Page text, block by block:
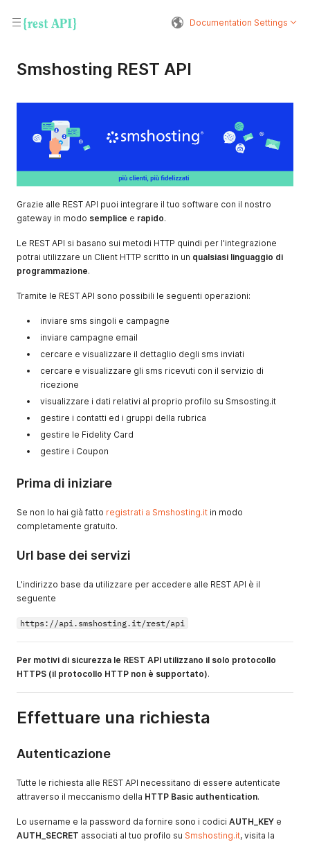
Documentation Settings
Smshosting REST API
Grazie alle REST API puoi integrare il tuo software con il nostro
gateway in modo semplice e rapido.
Le REST API si basano sui metodi HTTP quindi per l'integrazione
potrai utilizzare un Client HTTP scritto in un qualsiasi linguaggio di
programmazione.
Tramite le REST API sono possibili le seguenti operazioni:
inviare sms singoli e campagne
inviare campagne email
cercare e visualizzare il dettaglio degli sms inviati
cercare e visualizzare gli sms ricevuti con il servizio di
ricezione
visualizzare i dati relativi al proprio profilo su Smsosting.it
gestire i contatti ed i gruppi della rubrica
gestire le Fidelity Card
gestire i Coupon
Prima di iniziare
Se non lo hai già fatto registrati a Smshosting.it in modo
completamente gratuito.
Url base dei servizi
L'indirizzo base da utilizzare per accedere alle REST API è il
seguente
https://api.smshosting.it/rest/api
Per motivi di sicurezza le REST API utilizzano il solo protocollo
HTTPS (il protocollo HTTP non è supportato).
Effettuare una richiesta
Autenticazione
Tutte le richiesta alle REST API necessitano di essere autenticate
attraverso il meccanismo della HTTP Basic authentication.
Lo username e la password da fornire sono i codici AUTH_KEY e
AUTH_SECRET associati al tuo profilo su Smshosting.it, visita la